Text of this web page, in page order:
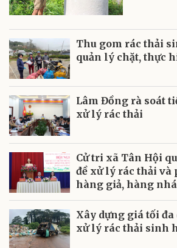
Thu gom rác thải
quản lý chặt, thực
Lâm Đồng rà soát
xử lý rác thải
Cử tri xã Tân Hội
đề xử lý rác thải và
hàng giả, hàng
Xây dựng giá tối
xử lý rác thải sinh